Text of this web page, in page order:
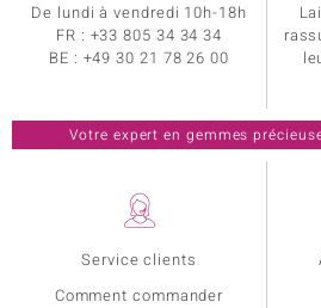
Service clients
Comment commander
De lundi à vendredi 10h-18h
FR : +33 805 34 34 34
BE : +49 30 21 78 26 00
Votre expert en gemmes